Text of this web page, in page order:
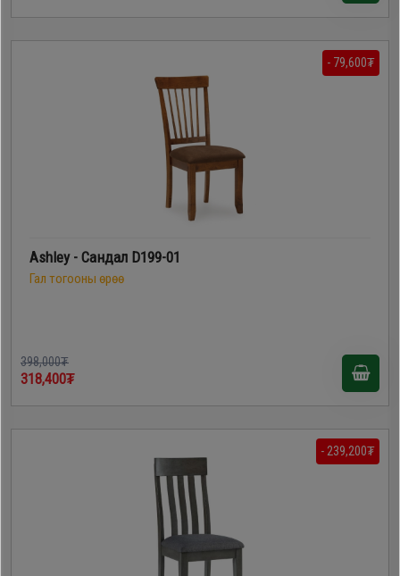
- 79,600₮
Ashley - Сандал D199-01
Гал тогооны өрөө
398,000₮
318,400₮
- 239,200₮